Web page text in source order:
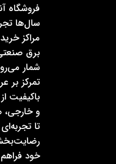
فروشگاه
سال‌ها
مراکز
برق
شمار
تمرکز بر
باکیفیت
و خارجی،
تا
خود